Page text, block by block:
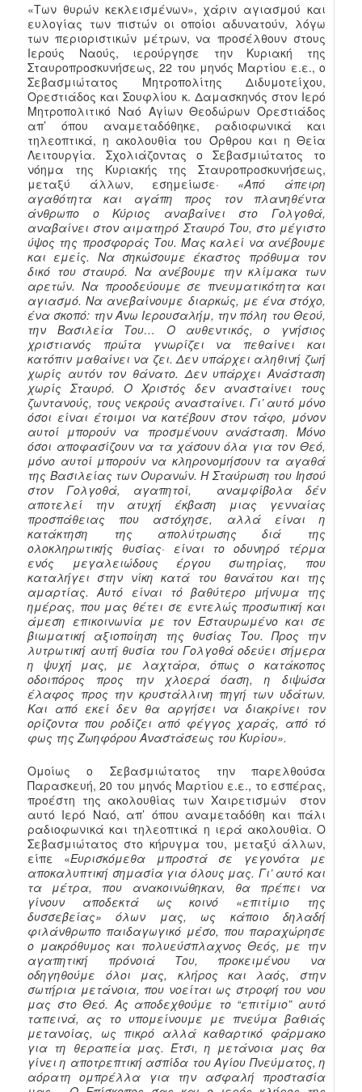
«Των θυρών κεκλεισμένων», χάριν αγιασμού και
ευλογίας των πιστών οι οποίοι αδυνατούν, λόγω
των περιοριστικών μέτρων, να προσέλθουν στους
Ιερούς Ναούς, ιερούργησε την Κυριακή της
Σταυροπροσκυνήσεως, 22 του μηνός Μαρτίου ε.ε., ο
Σεβασμιώτατος Μητροπολίτης Διδυμοτείχου,
Ορεστιάδος και Σουφλίου κ. Δαμασκηνός στον Ιερό
Μητροπολιτικό Ναό Αγίων Θεοδώρων Ορεστιάδος
απ’ όπου αναμεταδόθηκε, ραδιοφωνικά και
τηλεοπτικά, η ακολουθία του Όρθρου και η Θεία
Λειτουργία. Σχολιάζοντας ο Σεβασμιώτατος το
νόημα της Κυριακής της Σταυροπροσκυνήσεως,
μεταξύ άλλων, εσημείωσε· «Από
άπειρη
αγαθότητα και αγάπη προς τον πλανηθέντα
άνθρωπο ο Κύριος αναβαίνει στο Γολγοθά,
αναβαίνει στον αιματηρό Σταυρό Του, στο μέγιστο
ύψος της προσφοράς Του. Μας καλεί να ανέβουμε
και εμείς. Να σηκώσουμε έκαστος πρόθυμα τον
δικό του σταυρό. Να ανέβουμε την κλίμακα των
αρετών. Να προοδεύουμε σε πνευματικότητα και
αγιασμό. Να ανεβαίνουμε διαρκώς, με ένα στόχο,
ένα σκοπό: την Άνω Ιερουσαλήμ, την πόλη του Θεού,
την Βασιλεία Του… Ο αυθεντικός, ο γνήσιος
χριστιανός πρώτα γνωρίζει να πεθαίνει και
κατόπιν μαθαίνει να ζει. Δεν υπάρχει αληθινή ζωή
χωρίς αυτόν τον θάνατο. Δεν υπάρχει Ανάσταση
χωρίς Σταυρό. Ο Χριστός δεν ανασταίνει τους
ζωντανούς, τους νεκρούς ανασταίνει. Γι’ αυτό μόνο
όσοι είναι έτοιμοι να κατέβουν στον τάφο, μόνον
αυτοί μπορούν να προσμένουν ανάσταση. Μόνο
όσοι αποφασίζουν να τα χάσουν όλα για τον Θεό,
μόνο αυτοί μπορούν να κληρονομήσουν τα αγαθά
της Βασιλείας των Ουρανών. ΗΣταύρωση του Ιησού
στον Γολγοθά, αγαπητοί, αναμφίβολα δέν
αποτελεί την ατυχή έκβαση μιας γενναίας
προσπάθειας που αστόχησε, αλλά είναι η
κατάκτηση της απολύτρωσης διά της
ολοκληρωτικής θυσίας· είναι το οδυνηρό τέρμα
ενός μεγαλειώδους έργου σωτηρίας, που
καταλήγει στην νίκη κατά του θανάτου και της
αμαρτίας. Αυτό είναι τό βαθύτερο μήνυμα της
ημέρας, που μας θέτει σε εντελώς προσωπική και
άμεση επικοινωνία με τον Εσταυρωμένο και σε
βιωματική αξιοποίηση της θυσίας Του. Προς την
λυτρωτική αυτή θυσία του Γολγοθά οδεύει σήμερα
η ψυχή μας, με λαχτάρα, όπως ο κατάκοπος
οδοιπόρος προς την χλοερά όαση, η διψώσα
έλαφος προς την κρυστάλλινη πηγή των υδάτων.
Και από εκεί δεν θα αργήσει να διακρίνει τον
ορίζοντα που ροδίζει από φέγγος χαράς, από τό
φως της Ζωηφόρου Αναστάσεως του Κυρίου».
Ομοίως ο Σεβασμιώτατος την παρελθούσα
Παρασκευή, 20 του μηνός Μαρτίου ε.ε., το εσπέρας,
προέστη της ακολουθίας των Χαιρετισμών στον
αυτό Ιερό Ναό, απ’ όπου αναμεταδόθη και πάλι
ραδιοφωνικά και τηλεοπτικά η ιερά ακολουθία. Ο
Σεβασμιώτατος στο κήρυγμα του, μεταξύ άλλων,
είπε «Ευρισκόμεθα μπροστά σε γεγονότα με
αποκαλυπτική σημασία για όλους μας. Γι’ αυτό και
τα μέτρα, που ανακοινώθηκαν, θα πρέπει να
γίνουν αποδεκτά ως κοινό «επιτίμιο της
δυσσεβείας» όλων μας, ως κάποιο δηλαδή
φιλάνθρωπο παιδαγωγικό μέσο, που παραχώρησε
ο μακρόθυμος και πολυεύσπλαχνος Θεός, με την
αγαπητική πρόνοιά Του, προκειμένου να
οδηγηθούμε όλοι μας, κλήρος και λαός, στην
σωτήρια μετάνοια, που νοείται ως στροφή του νου
μας στο Θεό. Ας αποδεχθούμε το “επιτίμιο” αυτό
ταπεινά, ας το υπομείνουμε με πνεύμα βαθιάς
μετανοίας, ως πικρό αλλά καθαρτικό φάρμακο
για τη θεραπεία μας. Έτσι, η μετάνοια μας θα
γίνει η αποτρεπτική ασπίδα του Αγίου Πνεύματος, η
αόρατη ομπρέλλα για την ασφαλή προστασία